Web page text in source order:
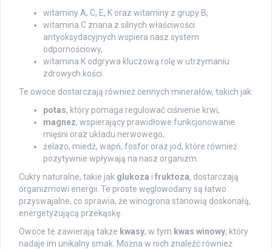
witaminy A, C, E, K oraz witaminy z grupy B,
witamina C znana z silnych właściwości
antyoksydacyjnych wspiera nasz system
odpornościowy,
witamina K odgrywa kluczową rolę w utrzymaniu
zdrowych kości.
Te owoce dostarczają również cennych minerałów, takich jak:
potas, który pomaga regulować ciśnienie krwi,
magnez, wspierający prawidłowe funkcjonowanie
mięśni oraz układu nerwowego,
żelazo, miedź, wapń, fosfor oraz jod, które również
pozytywnie wpływają na nasz organizm.
Cukry naturalne, takie jak glukoza i fruktoza, dostarczają
organizmowi energii. Te proste węglowodany są łatwo
przyswajalne, co sprawia, że winogrona stanowią doskonałą,
energetyzującą przekąskę.
Owoce te zawierają także kwasy, w tym kwas winowy, który
nadaje im unikalny smak. Można w nich znaleźć również